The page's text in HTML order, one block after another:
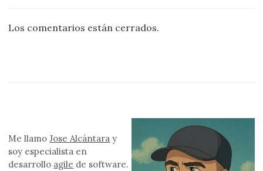
Los comentarios están cerrados.
Me llamoJose Alcántara y
soy especialista en
desarrollo agile de software.